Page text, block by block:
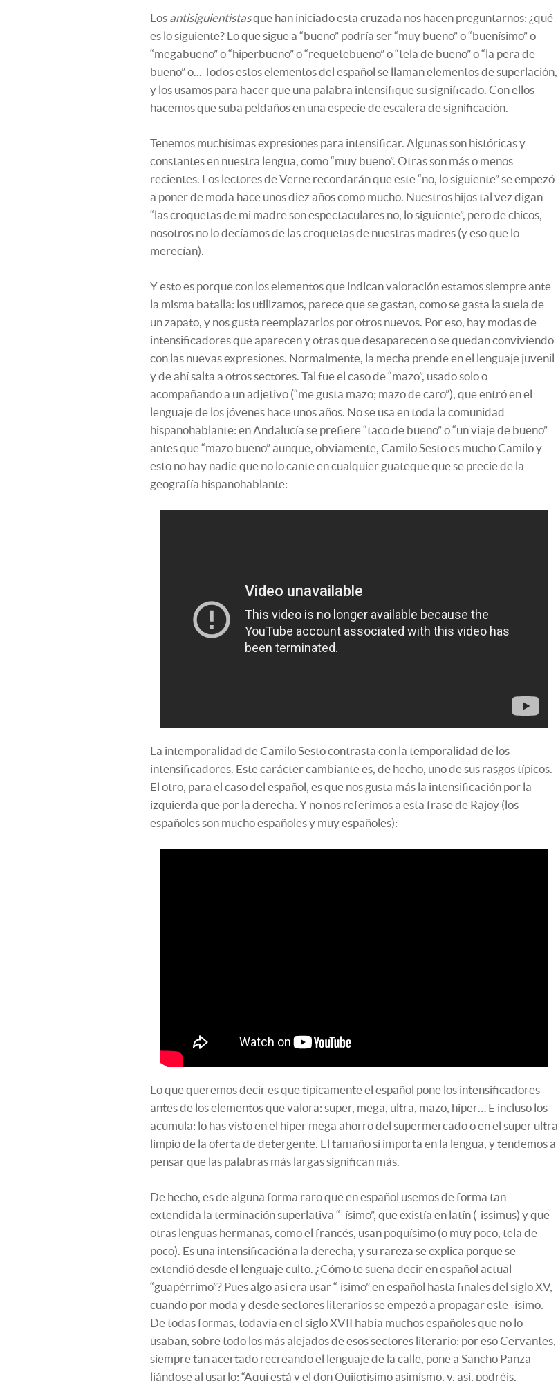
Los antisiguientistasque han iniciado esta cruzada nos hacen preguntarnos: ¿qué
es lo siguiente? Lo que sigue a “bueno” podría ser “muy bueno” o “buenísimo” o
“megabueno” o “hiperbueno” o “requetebueno” o “tela de bueno” o “la pera de
bueno” o... Todos estos elementos del español se llaman elementos de superlación,
y los usamos para hacer que una palabra intensifique su significado. Con ellos
hacemos que suba peldaños en una especie de escalera de significación.
Tenemos muchísimas expresiones para intensificar. Algunas son históricas y
constantes en nuestra lengua, como “muy bueno”. Otras son más o menos
recientes. Los lectores de Verne recordarán que este “no, lo siguiente” se empezó
a poner de moda hace unos diez años como mucho. Nuestros hijos tal vez digan
“las croquetas de mi madre son espectaculares no, lo siguiente”, pero de chicos,
nosotros no lo decíamos de las croquetas de nuestras madres (y eso que lo
merecían).
Y esto es porque con los elementos que indican valoración estamos siempre ante
la misma batalla: los utilizamos, parece que se gastan, como se gasta la suela de
un zapato, y nos gusta reemplazarlos por otros nuevos. Por eso, hay modas de
intensificadores que aparecen y otras que desaparecen o se quedan conviviendo
con las nuevas expresiones. Normalmente, la mecha prende en el lenguaje juvenil
y de ahí salta a otros sectores. Tal fue el caso de “mazo”, usado solo o
acompañando a un adjetivo (“me gusta mazo; mazo de caro”), que entró en el
lenguaje de los jóvenes hace unos años. No se usa en toda la comunidad
hispanohablante: en Andalucía se prefiere “taco de bueno” o “un viaje de bueno”
antes que “mazo bueno” aunque, obviamente, Camilo Sesto es mucho Camilo y
esto no hay nadie que no lo cante en cualquier guateque que se precie de la
geografía hispanohablante:
La intemporalidad de Camilo Sesto contrasta con la temporalidad de los
intensificadores. Este carácter cambiante es, de hecho, uno de sus rasgos típicos.
El otro, para el caso del español, es que nos gusta más la intensificación por la
izquierda que por la derecha. Y no nos referimos a esta frase de Rajoy (los
españoles son mucho españoles y muy españoles):
Lo que queremos decir es que típicamente el español pone los intensificadores
antes de los elementos que valora: super, mega, ultra, mazo, hiper… E incluso los
acumula: lo has visto en el hiper mega ahorro del supermercado o en el super ultra
limpio de la oferta de detergente. El tamaño sí importa en la lengua, y tendemos a
pensar que las palabras más largas significan más.
De hecho, es de alguna forma raro que en español usemos de forma tan
extendida la terminación superlativa “–ísimo”, que existía en latín (-issimus) y que
otras lenguas hermanas, como el francés, usan poquísimo (o muy poco, tela de
poco). Es una intensificación a la derecha, y su rareza se explica porque se
extendió desde el lenguaje culto. ¿Cómo te suena decir en español actual
“guapérrimo”? Pues algo así era usar “-ísimo” en español hasta finales del siglo XV,
cuando por moda y desde sectores literarios se empezó a propagar este -ísimo.
De todas formas, todavía en el siglo XVII había muchos españoles que no lo
usaban, sobre todo los más alejados de esos sectores literario: por eso Cervantes,
siempre tan acertado recreando el lenguaje de la calle, pone a Sancho Panza
liándose al usarlo: “Aquí está y el don Quijotísimo asimismo, y, así, podréis,